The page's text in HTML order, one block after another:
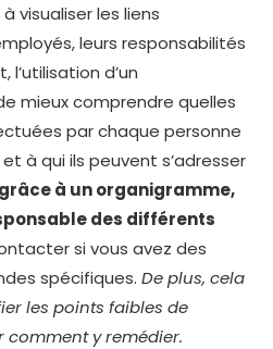
visualiser les liens
leurs responsabilités
l’utilisation d’un
mieux comprendre quelles
par chaque personne
à qui ils peuvent s’adresser
à un organigramme,
des différents
si vous avez des
spécifiques. De plus, cela
les points faibles de
comment y remédier.